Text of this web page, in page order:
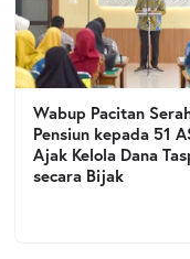
Wabup Pacitan
Pensiun kepada 51
Ajak Kelola Dana
secara Bijak